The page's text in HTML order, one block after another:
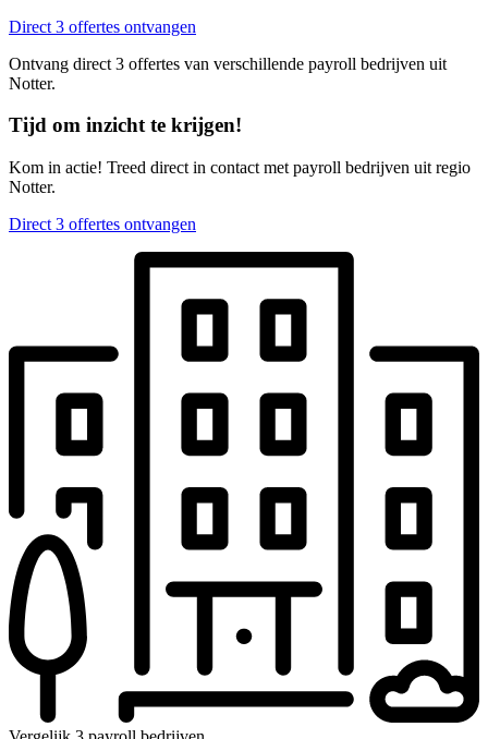
Direct 3 offertes ontvangen
Ontvang direct 3 offertes van verschillende payroll bedrijven uit
Notter.
Tijd om inzicht te krijgen!
Kom in actie! Treed direct in contact met payroll bedrijven uit regio
Notter.
Direct 3 offertes ontvangen